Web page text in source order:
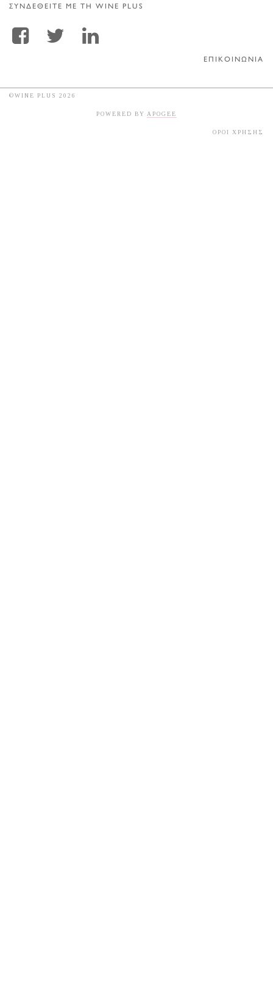
ΣΥΝΔΕΘΕΙΤΕ ΜΕ ΤΗ WINE PLUS
ΕΠΙΚΟΙΝΩΝΙΑ
©WINE PLUS 2026
POWERED BY APOGEE
ΟΡΟΙ ΧΡΗΣΗΣ